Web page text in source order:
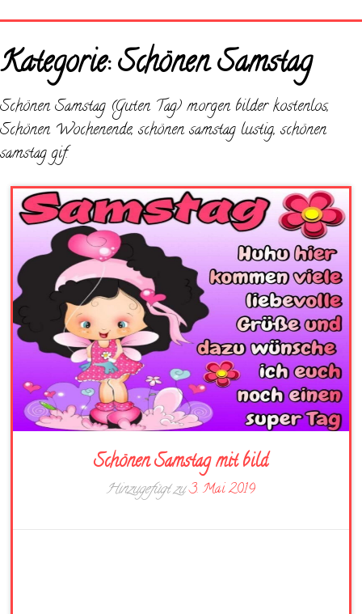
Neue Bilder
Kategorie:Schönen Samstag
Schönen Samstag (Guten Tag) morgen bilder kostenlos,
Schönen Wochenende, schönen samstag lustig, schönen
samstag gif.
Schönen Samstag mit bild
Hinzugefügt zu3. Mai 2019